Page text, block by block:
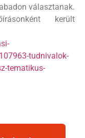
választanak.
került
tudnivalok-
tematikus-